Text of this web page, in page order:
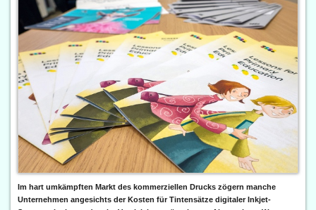
Im hart umkämpften Markt des kommerziellen Drucks zögern manche
Unternehmen angesichts der Kosten für Tintensätze digitaler Inkjet-